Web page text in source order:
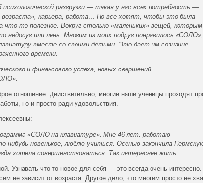
разгрузки — такая у нас всех потребность —
возраста», карьера, работа… Но все хотят, чтобы это была
а что-то полезное. Вокруг столько «маленьких» вещей, которым
недосуг или лень. Многим из моих подруг понравилось «СОЛО»,
вместе со своими детьми. Это дает им сознание
времени.
и финансового успеха, новых свершений
отношение. Действительно, многие наши ученицы проходят
но и просто ради удовольствия.
«СОЛО на клавиатуре». Мне 46 лет, работаю
нибудь новенькое, люблю учиться. Осенью закончила
хотела совершенствоваться. Так интереснее жить.
Узнавать что-то новое для себя — это всегда очень
не зависит от возраста. Другое дело, что многим просто не